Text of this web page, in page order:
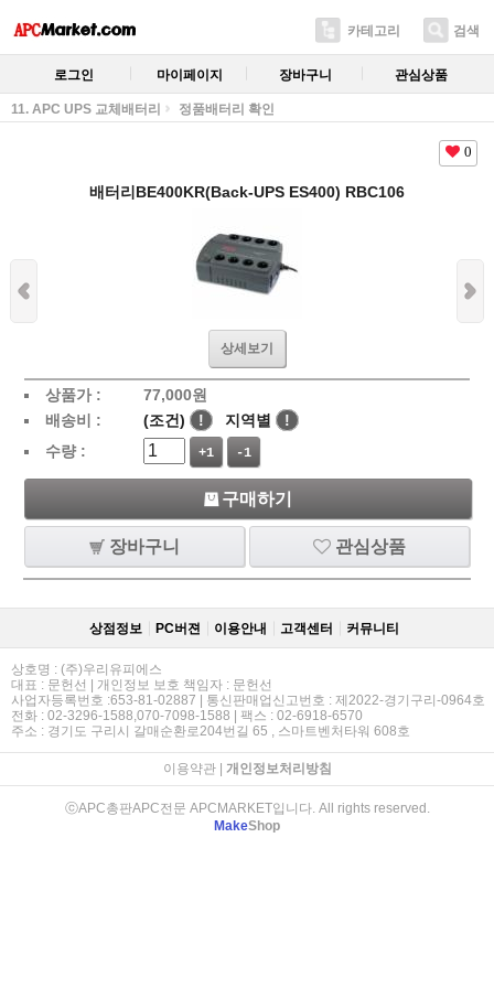
카테고리 검색
로그인 마이페이지 장바구니 관심상품
11. APC UPS 교체배터리 정품배터리 확인
0
배터리BE400KR(Back-UPS ES400) RBC106
상세보기
상품가 : 77,000원
배송비 :
(조건) ! 지역별
!
수량 :
+1 -1
구매하기
장바구니 관심상품
상점정보 PC버젼 이용안내 고객센터 커뮤니티
상호명 : (주)우리유피에스
대표 : 문헌선 | 개인정보 보호 책임자 : 문헌선
사업자등록번호 :653-81-02887 | 통신판매업신고번호 : 제2022-경기구리-0964호
전화 : 02-3296-1588,070-7098-1588 | 팩스 : 02-6918-6570
주소 : 경기도 구리시 갈매순환로204번길 65 , 스마트벤처타워 608호
이용약관| 개인정보처리방침
ⓒAPC총판APC전문 APCMARKET입니다. All rights reserved.
MakeShop